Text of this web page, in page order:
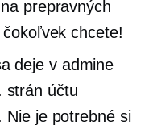
prepravných
chcete!
deje v admine
strán účtu
je potrebné si